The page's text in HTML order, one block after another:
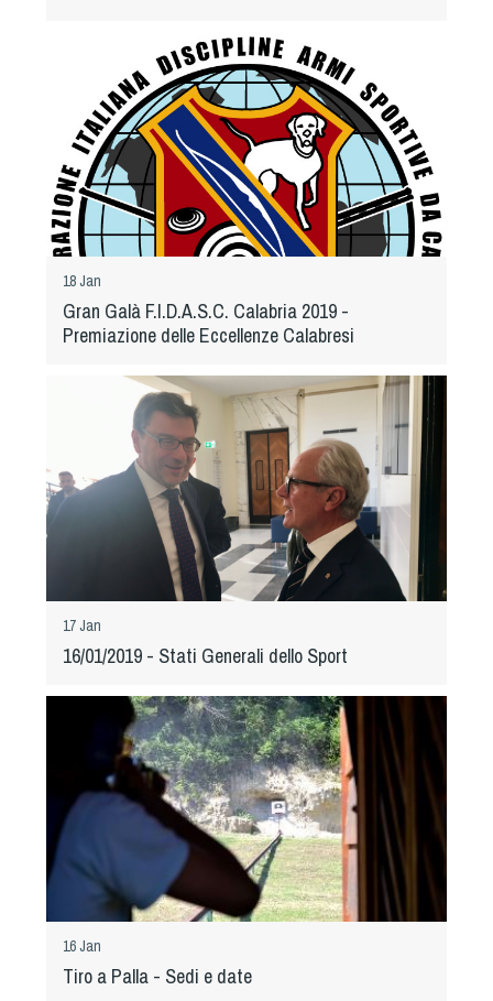
18 Jan
Gran Galà F.I.D.A.S.C. Calabria 2019 -
Premiazione delle Eccellenze Calabresi
17 Jan
16/01/2019 - Stati Generali dello Sport
16 Jan
Tiro a Palla - Sedi e date
Sleddog